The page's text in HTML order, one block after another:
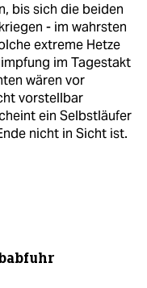
bis sich die beiden
- im wahrsten
extreme Hetze
im Tagestakt
wären vor
vorstellbar
ein Selbstläufer
nicht in Sicht ist.